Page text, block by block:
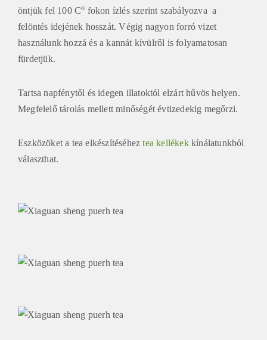
öntjük fel 100 Co fokon ízlés szerint szabályozva a
felöntés idejének hosszát. Végig nagyon forró vizet
használunk hozzá és a kannát kívülről is folyamatosan
fürdetjük.
Tartsa napfénytől és idegen illatoktól elzárt hűvös helyen.
Megfelelő tárolás mellett minőségét évtizedekig megőrzi.
Eszközöket a tea elkészítéséhez tea kellékek kínálatunkból
választhat.